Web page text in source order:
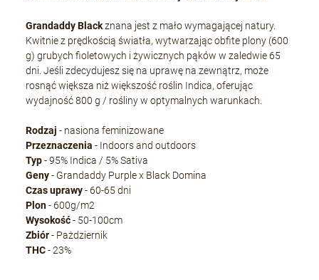
Grandaddy Blackznana jest z mało wymagającej natury.
Kwitnie z prędkością światła, wytwarzając obfite plony (600
g) grubych fioletowych i żywicznych pąków w zaledwie 65
dni. Jeśli zdecydujesz się na uprawę na zewnątrz, może
rosnąć większa niż większość roślin Indica, oferując
wydajność 800 g / rośliny w optymalnych warunkach.
Rodzaj - nasiona feminizowane
Przeznaczenia - Indoors and outdoors
Typ- 95% Indica / 5% Sativa
Geny- Grandaddy Purple x Black Domina
Czas uprawy- 60-65 dni
Plon- 600g/m2
Wysokość- 50-100cm
Zbiór- Pażdziernik
THC- 23%